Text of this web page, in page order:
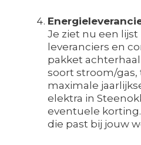
Je ziet nu een
leveranciers en
pakket
soort stroom/gas,
maximale
elektra in
eventuele
die past bij jouw